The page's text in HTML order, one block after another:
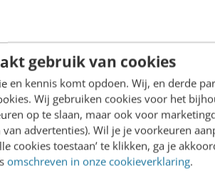
gebruik van cookies
en kennis komt opdoen. Wij, en derde
Wij gebruiken cookies voor het
op te slaan, maar ook voor
advertenties). Wil je je voorkeuren
cookies toestaan’ te klikken, ga je
omschreven in onze cookieverklaring.
wel erg bruikbaar. Hier haalt
over een apparaat: